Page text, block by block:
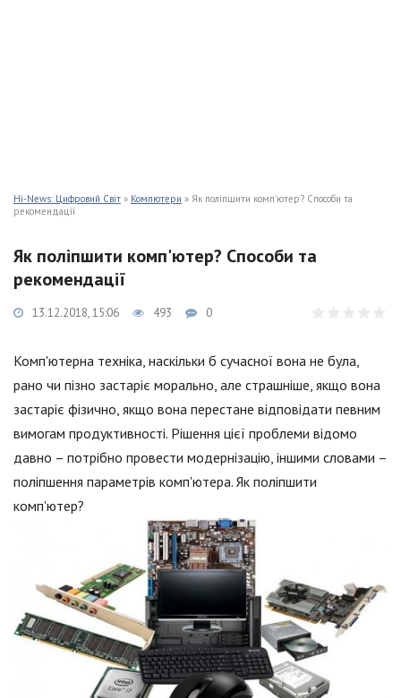
Hi-News: Цифровий Світ » Компютери » Як поліпшити комп'ютер? Способи та
рекомендації
Як поліпшити комп'ютер? Способи та
рекомендації
13.12.2018, 15:06 493 0
Комп'ютерна техніка, наскільки б сучасної вона не була,
рано чи пізно застаріє морально, але страшніше, якщо вона
застаріє фізично, якщо вона перестане відповідати певним
вимогам продуктивності. Рішення цієї проблеми відомо
давно – потрібно провести модернізацію, іншими словами –
поліпшення параметрів комп'ютера. Як поліпшити
комп'ютер?